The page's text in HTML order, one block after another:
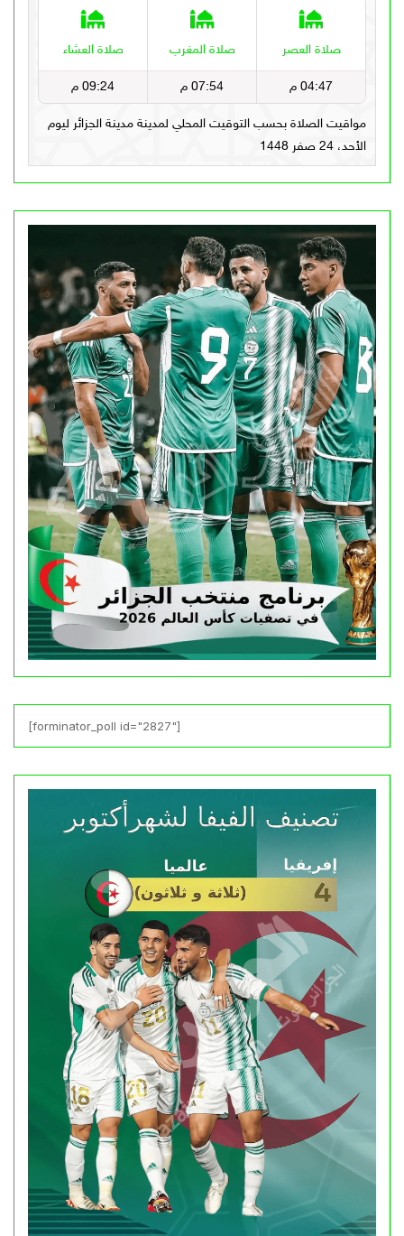
[forminator_poll id="2827"]